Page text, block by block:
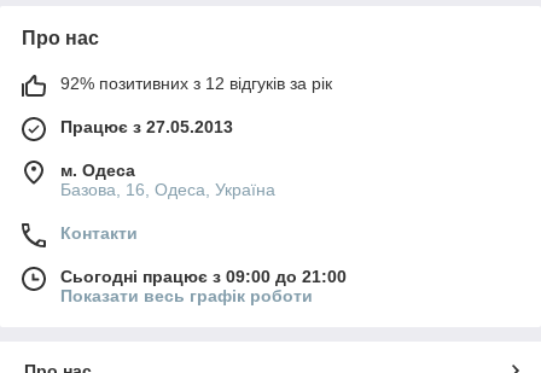
Про нас
92% позитивних з 12 відгуків за рік
Працює з 27.05.2013
м. Одеса
Базова, 16, Одеса, Україна
Контакти
Сьогодні працює з 09:00 до 21:00
Показати весь графік роботи